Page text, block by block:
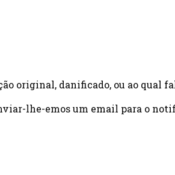
original, danificado, ou ao qual
lhe-emos um email para o